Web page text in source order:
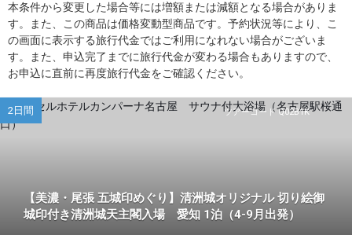
本条件から変更した場合等には増額または減額となる場合がありま
す。また、この商品は価格変動型商品です。予約状況等により、こ
の画面に表示する旅行代金ではご利用になれない場合がございま
す。また、申込完了までに旅行代金が変わる場合もありますので、
お申込に直前に再度旅行代金をご確認ください。
ツアーコード Q02B1K
2日間
【美濃・尾張 五城印めぐり】清洲城オリジナル 切り絵御
城印付き清洲城天主閣入場 愛知 1泊（4-9月出発）